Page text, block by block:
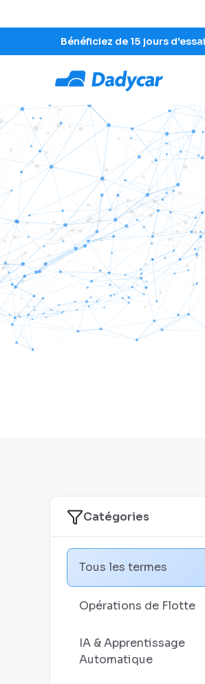
Bénéficiez de 15 jours
Catégories
Tous les termes
Opérations de Flotte
IA & Apprentissage
Automatique